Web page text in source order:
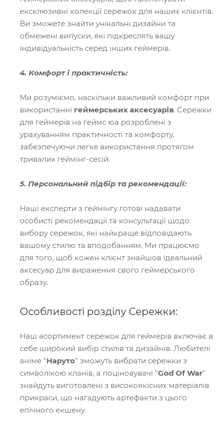
ексклюзивні колекції сережок для наших клієнтів.
Ви зможете знайти унікальні дизайни та
обмежені випуски, які підкреслять вашу
індивідуальність серед інших геймерів.
4. Комфорт і практичність:
Ми розуміємо, наскільки важливий комфорт при
використанні геймерських аксесуарів. Сережки
для геймерів на геймс юа розроблені з
урахуванням практичності та комфорту,
забезпечуючи легке використання протягом
тривалих геймінг-сесій.
5. Персональний підбір та рекомендації:
Наші експерти з геймінгу готові надавати
особисті рекомендації та консультації щодо
вибору сережок, які найкраще відповідають
вашому стилю та вподобанням. Ми працюємо
для того, щоб кожен клієнт знайшов ідеальний
аксесуар для вираження свого геймерського
образу.
Особливості розділу Сережки:
Наш асортимент сережок для геймерів включає в
себе широкий вибір стилів та дизайнів. Любителі
аніме "Наруто" зможуть вибрати сережки з
символікою кланів, а поціновувачі "God Of War"
знайдуть виготовлені з високоякісних матеріалів
прикраси, що нагадують артефакти з цього
епічного екшену.